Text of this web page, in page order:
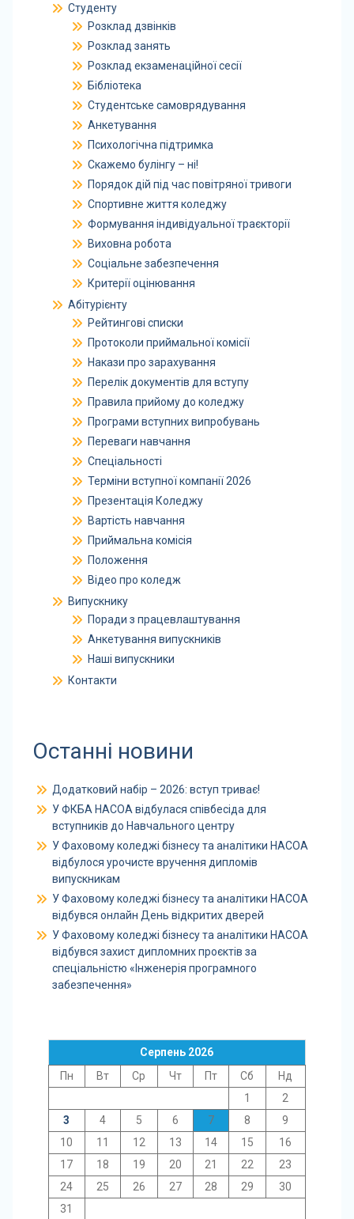
Студенту
Розклад дзвінків
Розклад занять
Розклад екзаменаційної сесії
Бібліотека
Студентське самоврядування
Анкетування
Психологічна підтримка
Скажемо булінгу – ні!
Порядок дій під час повітряної тривоги
Спортивне життя коледжу
Формування індивідуальної траєкторії
Виховна робота
Соціальне забезпечення
Критерії оцінювання
Абітурієнту
Рейтингові списки
Протоколи приймальної комісії
Накази про зарахування
Перелік документів для вступу
Правила прийому до коледжу
Програми вступних випробувань
Переваги навчання
Спеціальності
Терміни вступної компанії 2026
Презентація Коледжу
Вартість навчання
Приймальна комісія
Положення
Відео про коледж
Випускнику
Поради з працевлаштування
Анкетування випускників
Наші випускники
Контакти
Останні новини
Додатковий набір – 2026: вступ триває!
У ФКБА НАСОА відбулася співбесіда для
вступників до Навчального центру
У Фаховому коледжі бізнесу та аналітики НАСОА
відбулося урочисте вручення дипломів
випускникам
У Фаховому коледжі бізнесу та аналітики НАСОА
відбувся онлайн День відкритих дверей
У Фаховому коледжі бізнесу та аналітики НАСОА
відбувся захист дипломних проєктів за
спеціальністю «Інженерія програмного
забезпечення»
Серпень 2026
Пн
Вт Ср Чт Пт Сб
Нд
1
2
3
4 5 6 7 8
9
10
11 12 13 14 15
16
17
18 19 20 21 22
23
24
25 26 27 28 29
30
31